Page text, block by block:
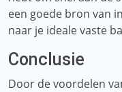
een goede bron van
naar je ideale vaste
Conclusie
Door de voordelen